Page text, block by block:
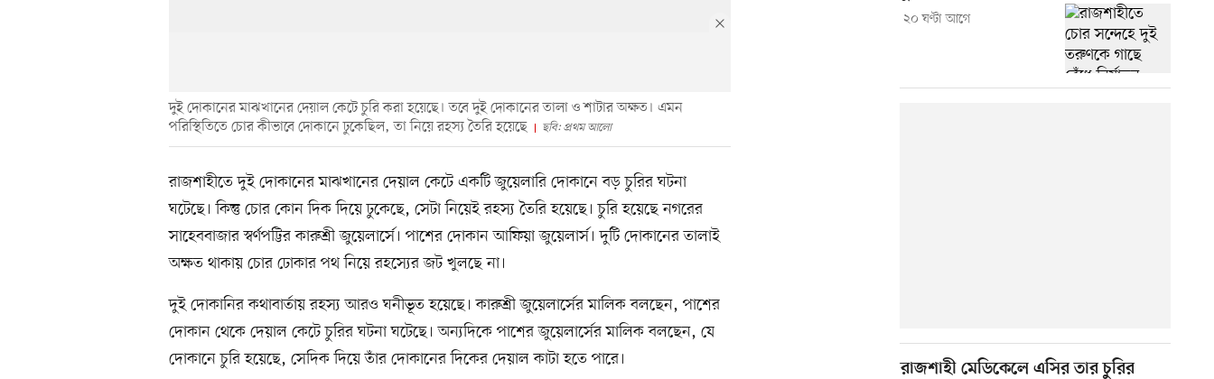
দুই দোকানের মাঝখানের দেয়াল কেটে চুরি করা হয়েছে। তবে দুই দোকানের তালা ও শাটার অক্ষত। এমন
পরিস্থিতিতে চোর কীভাবে দোকানে ঢুকেছিল, তা নিয়ে রহস্য তৈরি হয়েছে
ছবি: প্রথম আলো
রাজশাহীতে দুই দোকানের মাঝখানের দেয়াল কেটে একটি জুয়েলারি দোকানে বড় চুরির ঘটনা
ঘটেছে। কিন্তু চোর কোন দিক দিয়ে ঢুকেছে, সেটা নিয়েই রহস্য তৈরি হয়েছে। চুরি হয়েছে নগরের
সাহেববাজার স্বর্ণপট্টির কারুশ্রী জুয়েলার্সে। পাশের দোকান আফিয়া জুয়েলার্স। দুটি দোকানের তালাই
অক্ষত থাকায় চোর ঢোকার পথ নিয়ে রহস্যের জট খুলছে না।
দুই দোকানির কথাবার্তায় রহস্য আরও ঘনীভূত হয়েছে। কারুশ্রী জুয়েলার্সের মালিক বলছেন, পাশের
দোকান থেকে দেয়াল কেটে চুরির ঘটনা ঘটেছে। অন্যদিকে পাশের জুয়েলার্সের মালিক বলছেন, যে
দোকানে চুরি হয়েছে, সেদিক দিয়ে তাঁর দোকানের দিকের দেয়াল কাটা হতে পারে।
২০ ঘণ্টা আগে
রাজশাহী মেডিকেলে এসির তার চুরির